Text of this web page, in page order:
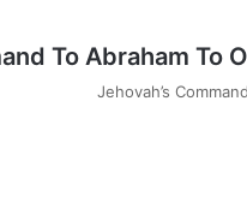
To Abraham
Jehovah’s